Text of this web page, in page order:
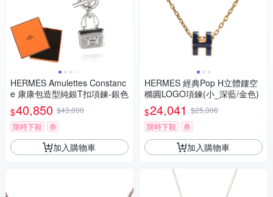
HERMES Amulettes Constanc
e 康康包造型純銀T扣項鍊-銀色
$40,850 $43,000
限時下殺
券
加入購物車
HERMES 經典Pop H立體鏤空
橢圓LOGO項鍊(小_深藍/金色)
$24,041 $25,306
限時下殺
券
加入購物車